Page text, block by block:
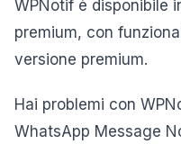
WPNotif è disponibile
premium, con
versione premium.
Hai problemi con
WhatsApp Message